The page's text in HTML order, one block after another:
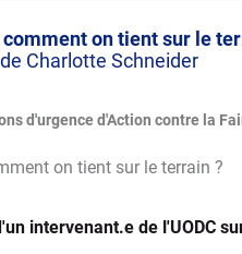
on tient sur le
Charlotte Schneider
d'urgence d'Action contre la
on tient sur le terrain ?
intervenant.e de l'UODC